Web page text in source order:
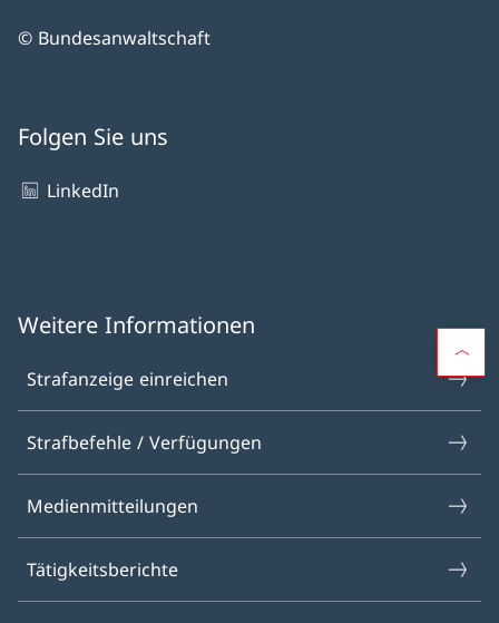
© Bundesanwaltschaft
Folgen Sie uns
LinkedIn
Weitere Informationen
Strafanzeige einreichen
Strafbefehle / Verfügungen
Medienmitteilungen
Tätigkeitsberichte